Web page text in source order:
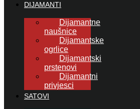
DIJAMANTI
Dijamantne
naušnice
Dijamantske
ogrlice
Dijamantski
prstenovi
Dijamantni
privjesci
SATOVI